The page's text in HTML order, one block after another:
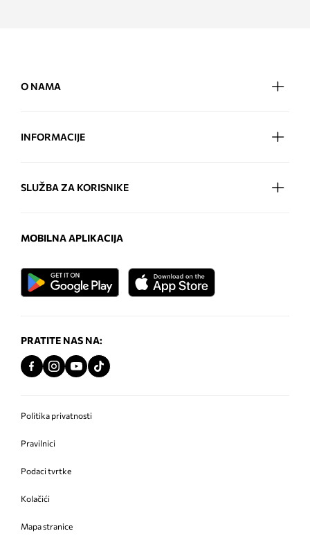
O NAMA
INFORMACIJE
SLUŽBA ZA KORISNIKE
MOBILNA APLIKACIJA
PRATITE NAS NA:
Politika privatnosti
Pravilnici
Podaci tvrtke
Kolačići
Mapa stranice